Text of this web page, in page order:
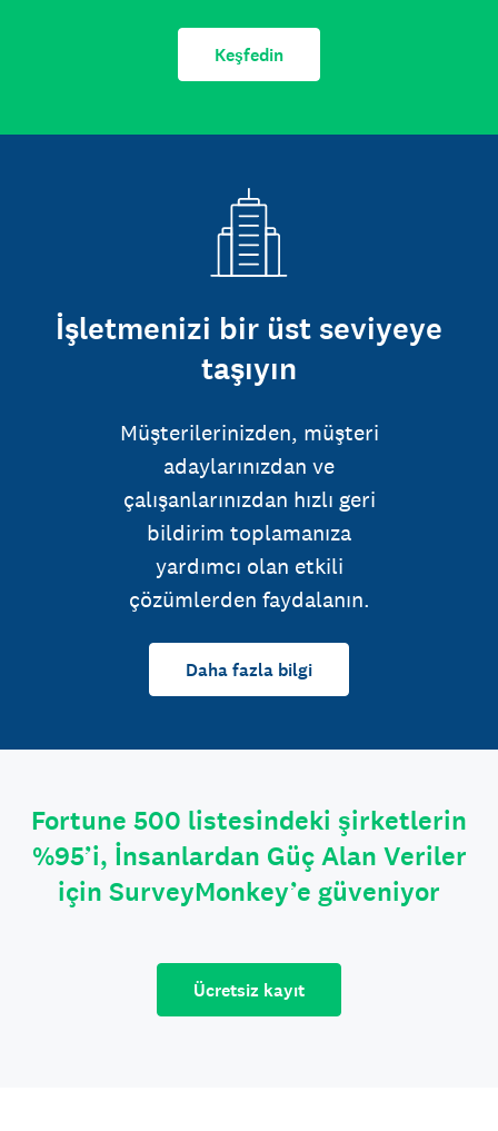
Keşfedin
İşletmenizi bir üst seviyeye
taşıyın
Müşterilerinizden, müşteri
adaylarınızdan ve
çalışanlarınızdan hızlı geri
bildirim toplamanıza
yardımcı olan etkili
çözümlerden faydalanın.
Daha fazla bilgi
Fortune 500 listesindeki şirketlerin
%95’i, İnsanlardan Güç Alan Veriler
için SurveyMonkey’e güveniyor
Ücretsiz kayıt